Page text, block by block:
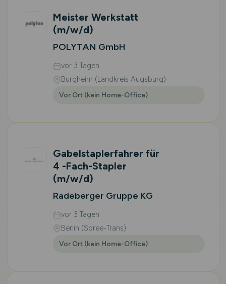
Meister Werkstatt
(m/w/d)
POLYTAN GmbH
vor 3 Tagen
Burgheim (Landkreis Augsburg)
Vor Ort (kein Home-Office)
Gabelstaplerfahrer für
4 -Fach-Stapler
(m/w/d)
Radeberger Gruppe KG
vor 3 Tagen
Berlin (Spree-Trans)
Vor Ort (kein Home-Office)